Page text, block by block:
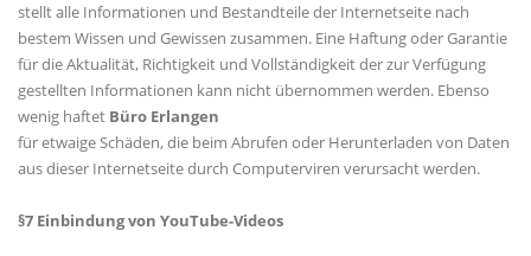
stellt alle Informationen und Bestandteile der Internetseite nach
bestem Wissen und Gewissen zusammen. Eine Haftung oder Garantie
für die Aktualität, Richtigkeit und Vollständigkeit der zur Verfügung
gestellten Informationen kann nicht übernommen werden. Ebenso
wenig haftet Büro Erlangen
für etwaige Schäden, die beim Abrufen oder Herunterladen von Daten
aus dieser Internetseite durch Computerviren verursacht werden.
§7 Einbindung von YouTube-Videos